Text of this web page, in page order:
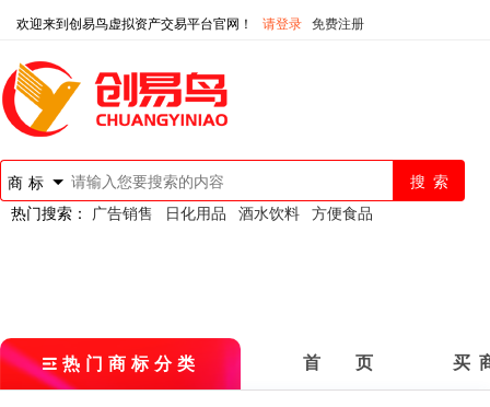
欢迎来到创易鸟虚拟资产交易平台官网！ 请登录 免费注册
商标
热门搜索： 广告销售 日化用品 酒水饮料 方便食品
热门商标分类 首 页 买